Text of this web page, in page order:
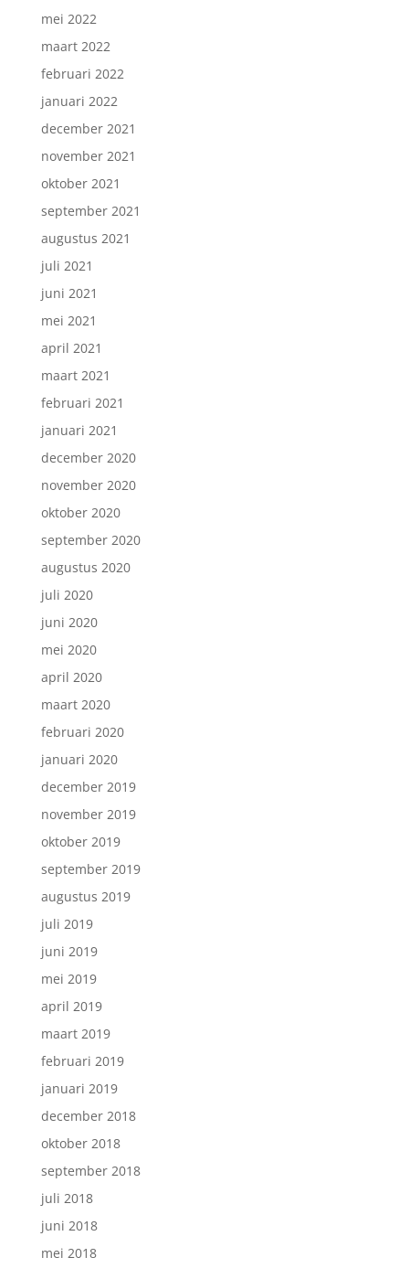
mei 2022
maart 2022
februari 2022
januari 2022
december 2021
november 2021
oktober 2021
september 2021
augustus 2021
juli 2021
juni 2021
mei 2021
april 2021
maart 2021
februari 2021
januari 2021
december 2020
november 2020
oktober 2020
september 2020
augustus 2020
juli 2020
juni 2020
mei 2020
april 2020
maart 2020
februari 2020
januari 2020
december 2019
november 2019
oktober 2019
september 2019
augustus 2019
juli 2019
juni 2019
mei 2019
april 2019
maart 2019
februari 2019
januari 2019
december 2018
oktober 2018
september 2018
juli 2018
juni 2018
mei 2018